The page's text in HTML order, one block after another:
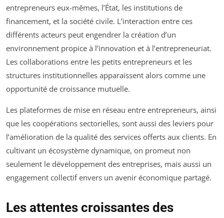
entrepreneurs eux-mêmes, l’État, les institutions de
financement, et la société civile. L’interaction entre ces
différents acteurs peut engendrer la création d’un
environnement propice à l’innovation et à l’entrepreneuriat.
Les collaborations entre les petits entrepreneurs et les
structures institutionnelles apparaissent alors comme une
opportunité de croissance mutuelle.
Les plateformes de mise en réseau entre entrepreneurs, ainsi
que les coopérations sectorielles, sont aussi des leviers pour
l’amélioration de la qualité des services offerts aux clients. En
cultivant un écosystème dynamique, on promeut non
seulement le développement des entreprises, mais aussi un
engagement collectif envers un avenir économique partagé.
Les attentes croissantes des